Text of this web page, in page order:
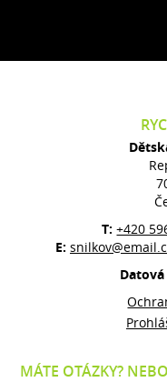
T:+420
E:
MÁTE OTÁZKY?